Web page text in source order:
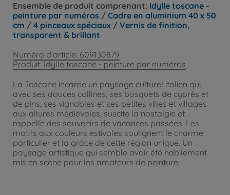
Ensemble de produit comprenant: Idylle toscane -
peinture par numéros / Cadre en aluminium 40 x 50
cm / 4 pinceaux spéciaux / Vernis de finition,
transparent & brillant
Numéro d'article: 609130879
Produit: Idylle toscane - peinture par numéros
La Toscane incarne un paysage culturel italien qui,
avec ses douces collines, ses bosquets de cyprès et
de pins, ses vignobles et ses petites villes et villages
aux allures médiévales, suscite la nostalgie et
rappelle des souvenirs de vacances passées. Les
motifs aux couleurs estivales soulignent le charme
particulier et la grâce de cette région unique. Un
paysage artistique qui semble avoir été habilement
mis en scène pour les amateurs de peinture.